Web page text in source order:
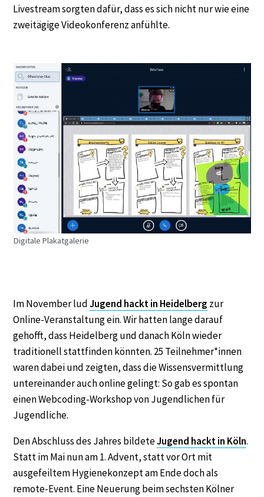
Livestream sorgten dafür, dass es sich nicht nur wie eine
zweitägige Videokonferenz anfühlte.
Digitale Plakatgalerie
Im November ludJugend hackt in Heidelberg zur
Online-Veranstaltung ein. Wir hatten lange darauf
gehofft, dass Heidelberg und danach Köln wieder
traditionell stattfinden könnten. 25 Teilnehmer*innen
waren dabei und zeigten, dass die Wissensvermittlung
untereinander auch online gelingt: So gab es spontan
einen Webcoding-Workshop von Jugendlichen für
Jugendliche.
Den Abschluss des Jahres bildeteJugend hackt in Köln.
Statt im Mai nun am 1. Advent, statt vor Ort mit
ausgefeiltem Hygienekonzept am Ende doch als
remote-Event. Eine Neuerung beim sechsten Kölner